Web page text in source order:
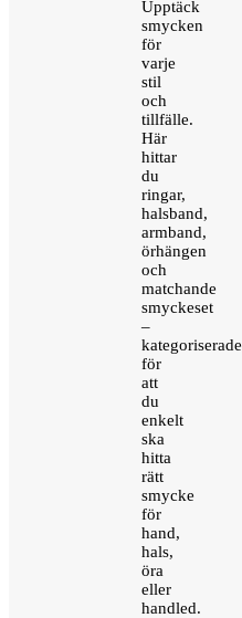
Upptäck
smycken
för
varje
stil
och
tillfälle.
Här
hittar
du
ringar,
halsband,
armband,
örhängen
och
matchande
smyckeset
–
kategoriserade
för
att
du
enkelt
ska
hitta
rätt
smycke
för
hand,
hals,
öra
eller
handled.